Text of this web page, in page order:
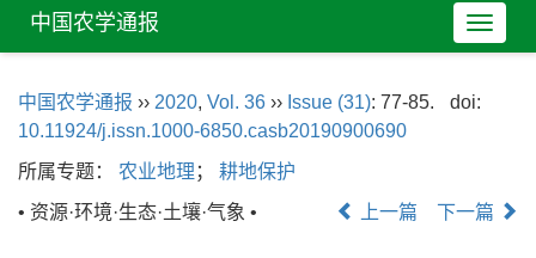
导
航
换
中国农学通报
中国农学通报 ›› 2020, Vol. 36 ›› Issue (31): 77-85.
doi:
10.11924/j.issn.1000-6850.casb20190900690
所属专题： 农业地理 ； 耕地保护
• 资源·环境·生态·土壤·气象 •
上一篇 下一篇